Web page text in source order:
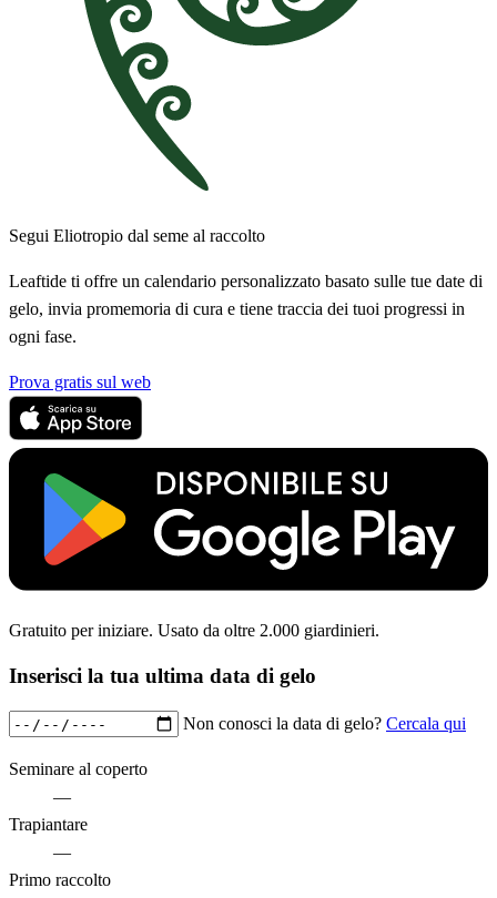
Segui Eliotropio dal seme al raccolto
Leaftide ti offre un calendario personalizzato basato sulle tue date di
gelo, invia promemoria di cura e tiene traccia dei tuoi progressi in
ogni fase.
Prova gratis sul web
Gratuito per iniziare. Usato da oltre 2.000 giardinieri.
Inserisci la tua ultima data di gelo
Non conosci la data di gelo? Cercala qui
Seminare al coperto
—
Trapiantare
—
Primo raccolto